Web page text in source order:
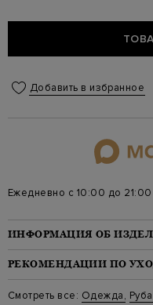
Добавить в избранное
Ежедневно с 10:00 до 21:00
ИНФОРМАЦИЯ ОБ
Материал: хлопок 96%,
На модели: 175/81/61/91 на
Стиль: Укороченная,
Цвет: Коричневый
РЕКОМЕНДАЦИИ ПО
Стирка: Деликатная стирка
Смотреть все: Одежда,